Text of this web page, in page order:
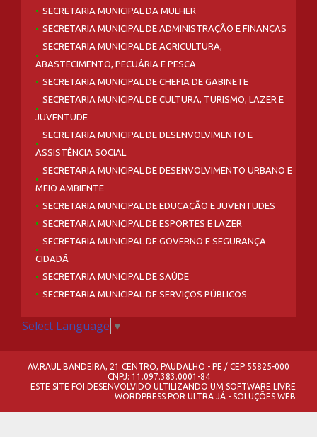
SECRETARIA MUNICIPAL DA MULHER
SECRETARIA MUNICIPAL DE ADMINISTRAÇÃO E FINANÇAS
SECRETARIA MUNICIPAL DE AGRICULTURA,
ABASTECIMENTO, PECUÁRIA E PESCA
SECRETARIA MUNICIPAL DE CHEFIA DE GABINETE
SECRETARIA MUNICIPAL DE CULTURA, TURISMO, LAZER E
JUVENTUDE
SECRETARIA MUNICIPAL DE DESENVOLVIMENTO E
ASSISTÊNCIA SOCIAL
SECRETARIA MUNICIPAL DE DESENVOLVIMENTO URBANO E
MEIO AMBIENTE
SECRETARIA MUNICIPAL DE EDUCAÇÃO E JUVENTUDES
SECRETARIA MUNICIPAL DE ESPORTES E LAZER
SECRETARIA MUNICIPAL DE GOVERNO E SEGURANÇA
CIDADÃ
SECRETARIA MUNICIPAL DE SAÚDE
SECRETARIA MUNICIPAL DE SERVIÇOS PÚBLICOS
Select Language ▼
AV.RAUL BANDEIRA, 21 CENTRO, PAUDALHO - PE / CEP:55825-000
CNPJ: 11.097.383.0001-84
ESTE SITE FOI DESENVOLVIDO ULTILIZANDO UM SOFTWARE LIVRE
WORDPRESS POR ULTRA JÁ - SOLUÇÕES WEB